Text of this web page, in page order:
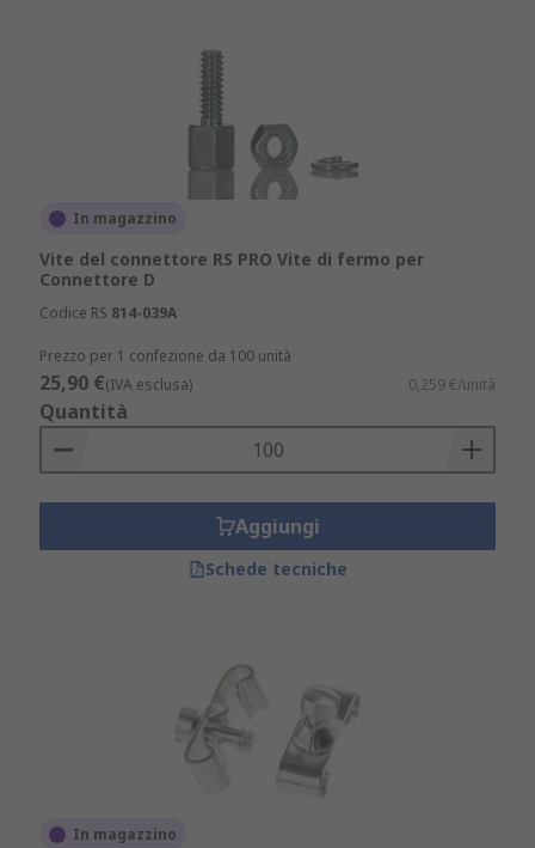
In magazzino
Vite del connettore RS PRO Vite di fermo per
Connettore D
Codice RS 814-039A
Prezzo per 1 confezione da 100 unità
25,90 €(IVA esclusa) 0,259 €/unità
Quantità
Aggiungi
Schede tecniche
In magazzino